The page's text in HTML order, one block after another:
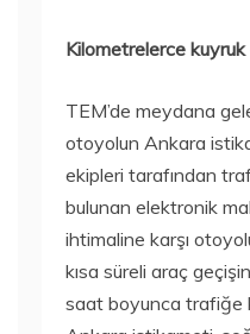
Kilometrelerce
TEM’de meydana
otoyolun Ankara
ekipleri tarafından
bulunan elektronik
ihtimaline karşı
kısa süreli araç
saat boyunca trafiğe